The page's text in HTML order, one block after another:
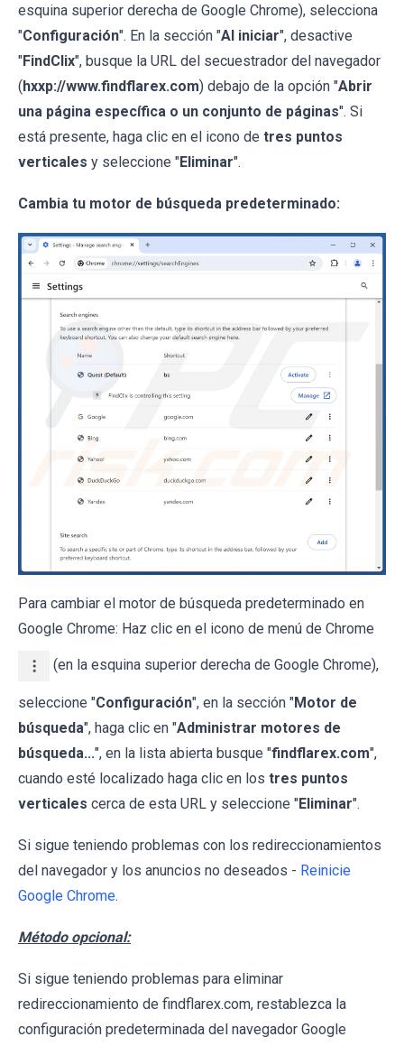
esquina superior derecha de Google Chrome), selecciona
"Configuración". En la sección "Al iniciar", desactive
"FindClix", busque la URL del secuestrador del navegador
(hxxp://www.findflarex.com) debajo de la opción "Abrir
una página específica o un conjunto de páginas". Si
está presente, haga clic en el icono de tres puntos
verticales y seleccione "Eliminar".
Cambia tu motor de búsqueda predeterminado:
Para cambiar el motor de búsqueda predeterminado en
Google Chrome: Haz clic en el icono de menú de Chrome
(en la esquina superior derecha de Google Chrome),
seleccione "Configuración", en la sección "Motor de
búsqueda", haga clic en "Administrar motores de
búsqueda...", en la lista abierta busque "findflarex.com",
cuando esté localizado haga clic en los tres puntos
verticales cerca de esta URL y seleccione "Eliminar".
Si sigue teniendo problemas con los redireccionamientos
del navegador y los anuncios no deseados - Reinicie
Google Chrome.
Método opcional:
Si sigue teniendo problemas para eliminar
redireccionamiento de findflarex.com, restablezca la
configuración predeterminada del navegador Google